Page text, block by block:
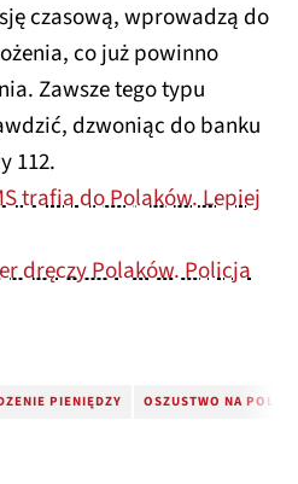
czasową, wprowadzą do
co już powinno
Zawsze tego typu
dzwoniąc do banku
112.
trafia do Polaków. Lepiej
dręczy Polaków. Policja
PIENIĘDZY OSZUSTWO NA